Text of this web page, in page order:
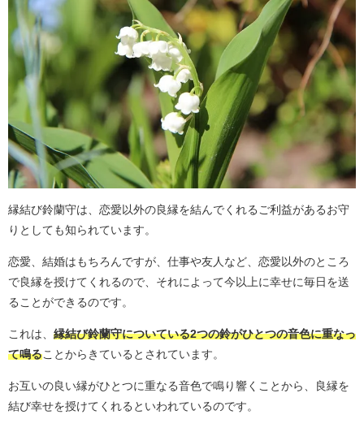
縁結び鈴蘭守は、恋愛以外の良縁を結んでくれるご利益があるお守
りとしても知られています。
恋愛、結婚はもちろんですが、仕事や友人など、恋愛以外のところ
で良縁を授けてくれるので、それによって今以上に幸せに毎日を送
ることができるのです。
これは、 縁結び鈴蘭守についている2つの鈴がひとつの音色に重なっ
て鳴ることからきているとされています。
お互いの良い縁がひとつに重なる音色で鳴り響くことから、良縁を
結び幸せを授けてくれるといわれているのです。